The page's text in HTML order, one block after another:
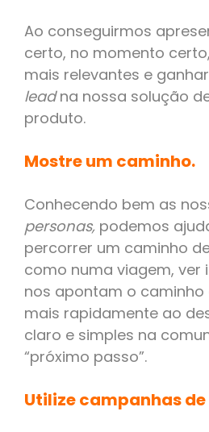
Ao conseguirmos
certo, no momento
mais relevantes e
leadna nossa solução
produto.
Mostre um caminho.
Conhecendo bem as
personas, podemos
percorrer um caminho
como numa viagem, ver
nos apontam o
mais rapidamente ao
claro e simples na
“próximo passo”.
Utilize campanhas de